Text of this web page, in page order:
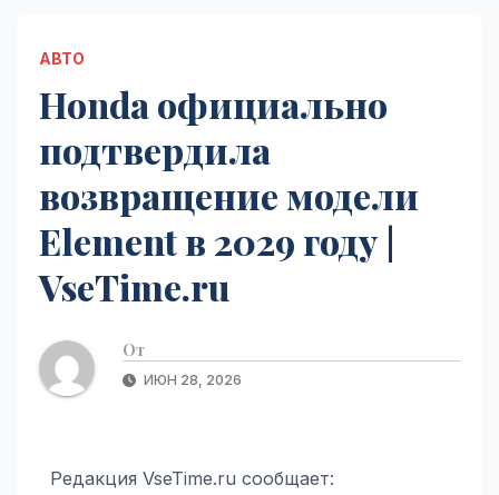
АВТО
Honda официально
подтвердила
возвращение модели
Element в 2029 году |
VseTime.ru
От
ИЮН 28, 2026
Редакция VseTime.ru сообщает: